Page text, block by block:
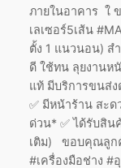
ภายในอาคาร ใ
เลเซอร์5เส้น
ตั้ง 1 แนวนอน) ส
ดี ใช้ทน ลุยงานห
แท้ มีบริการขนส่
✅ มีหน้าร้าน สะด
ด่วน* ✅ ได้รับสิน
เติม) ขอบคุณลูก
#เครื่องมือช่าง